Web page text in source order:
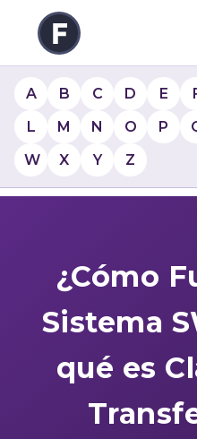
A B C D E
L
M N O P
W
X Y Z
¿Cómo
Sistema
qué es